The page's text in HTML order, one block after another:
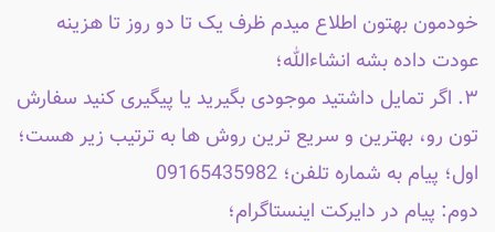
خودمون بهتون اطلاع میدم ظرف یک تا دو روز تا هزینه
عودت داده بشه انشاءالله؛
۳. اگر تمایل داشتید موجودی بگیرید یا پیگیری کنید سفارش
تون رو، بهترین و سریع ترین روش ها به ترتیب زیر هست؛
اول؛ پیام به شماره تلفن؛ 09165435982
دوم: پیام در دایرکت اینستاگرام؛